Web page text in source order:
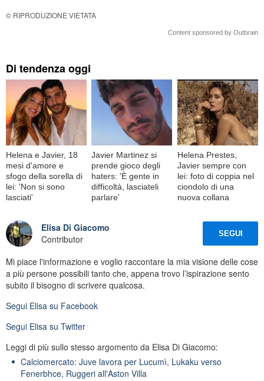
© RIPRODUZIONE VIETATA
Content sponsored by Outbrain
Di tendenza oggi
Helena e Javier, 18
mesi d'amore e
sfogo della sorella di
lei: 'Non si sono
lasciati'
Javier Martinez si
prende gioco degli
haters: 'È gente in
difficoltà, lasciateli
parlare'
Helena Prestes,
Javier sempre con
lei: foto di coppia nel
ciondolo di una
nuova collana
Elisa Di Giacomo
Contributor
SEGUI
Mi piace l'informazione e voglio raccontare la mia visione delle cose
a più persone possibili tanto che, appena trovo l’ispirazione sento
subito il bisogno di scrivere qualcosa.
Segui Elisa su Facebook
Segui Elisa su Twitter
Leggi di più sullo stesso argomento da Elisa Di Giacomo:
Calciomercato: Juve lavora per Lucumì, Lukaku verso
Fenerbhce, Ruggeri all'Aston Villa